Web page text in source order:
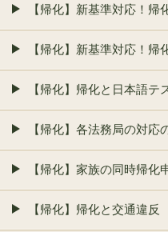
【帰化】新基準対応！帰
【帰化】新基準対応！帰
【帰化】帰化と日本語テ
【帰化】各法務局の対応
【帰化】家族の同時帰化
【帰化】帰化と交通違反